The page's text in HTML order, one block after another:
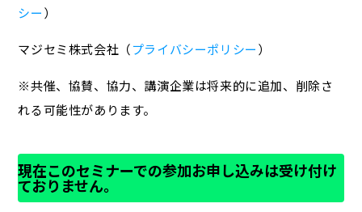
シー）
マジセミ株式会社（プライバシーポリシー）
※共催、協賛、協力、講演企業は将来的に追加、削除さ
れる可能性があります。
現在このセミナーでの参加お申し込みは受け付け
ておりません。